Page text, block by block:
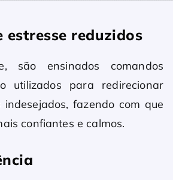
estresse reduzidos
são ensinados comandos
utilizados para redirecionar
indesejados, fazendo com que
confiantes e calmos.